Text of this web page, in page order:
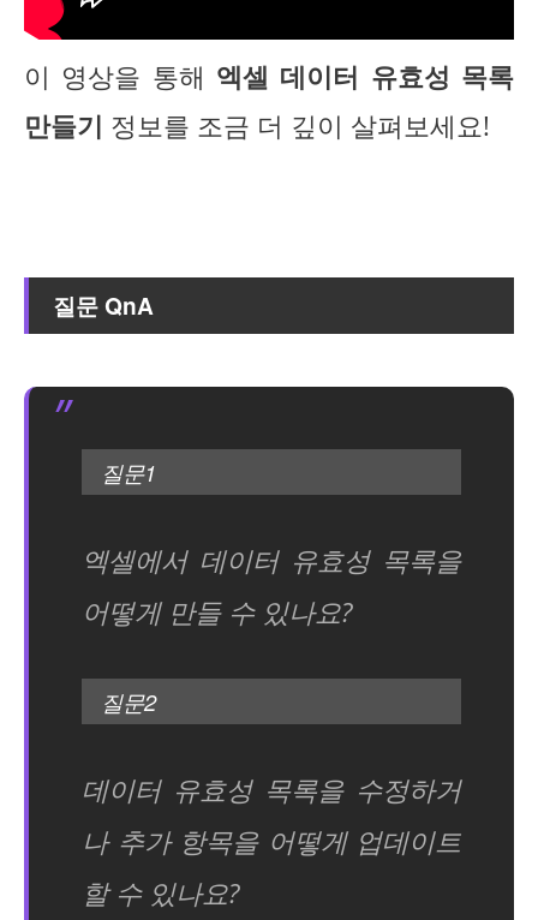
이 영상을 통해 엑셀 데이터 유효성 목록
만들기 정보를 조금 더 깊이 살펴보세요!
질문 QnA
질문1
엑셀에서 데이터 유효성 목록을
어떻게 만들 수 있나요?
질문2
데이터 유효성 목록을 수정하거
나 추가 항목을 어떻게 업데이트
할 수 있나요?